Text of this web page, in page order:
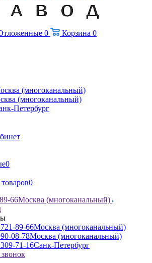
0 Корзина 0
(многоканальный)
(многоканальный)
Петербург
0
0
66Москва (многоканальный)
89-66Москва (многоканальный)
08-78Москва (многоканальный)
71-16Санк-Петербург
звонок